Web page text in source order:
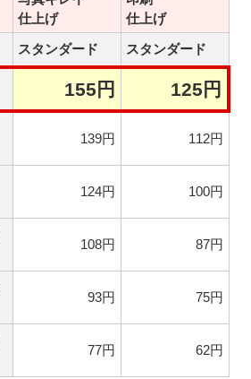
仕上げ
仕上げ
スタンダード スタンダード
155円 125円
139円 112円
124円 100円
108円 87円
93円 75円
77円 62円